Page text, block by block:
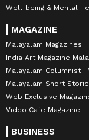
Well-being & Mental
MAGAZINE
Malayalam Magazines
India Art Magazine
Malayalam Columnist
Malayalam Short
Web Exclusive
Video Cafe Magazine
BUSINESS